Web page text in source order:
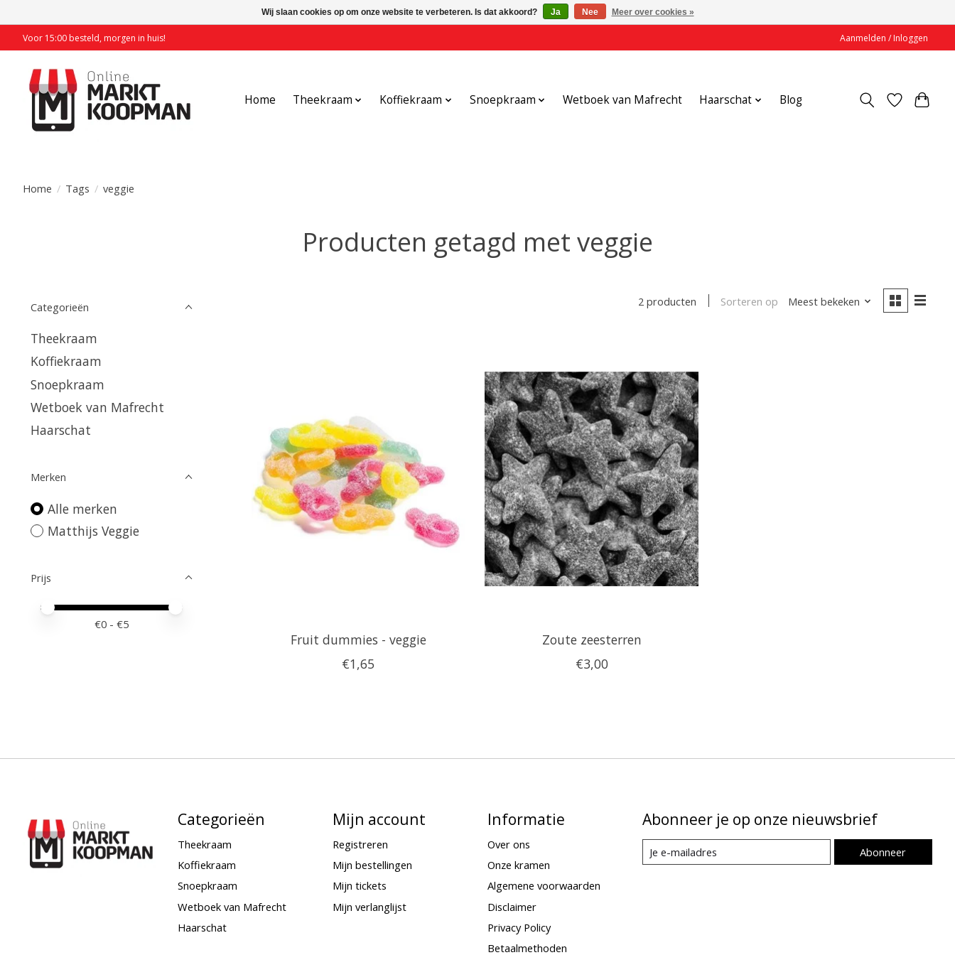
Voor 15:00 besteld, morgen in huis! Aanmelden / Inloggen
Home Theekraam Koffiekraam Snoepkraam Wetboek van Mafrecht Haarschat Blog
Home / Tags / veggie
Producten getagd met veggie
Categorieën
Theekraam
Koffiekraam
Snoepkraam
Wetboek van Mafrecht
Haarschat
Merken
Alle merken
Matthijs Veggie
Prijs
Minimale prijswaarde
Price maximum value
€0 - €5
2 producten Sorteren op Meest bekeken
Fruit dummies - veggie
€1,65
Zoute zeesterren
€3,00
Categorieën
Theekraam
Koffiekraam
Snoepkraam
Wetboek van Mafrecht
Haarschat
Mijn account
Registreren
Mijn bestellingen
Mijn tickets
Mijn verlanglijst
Informatie
Over ons
Onze kramen
Algemene voorwaarden
Disclaimer
Privacy Policy
Betaalmethoden
Abonneer je op onze nieuwsbrief
Abonneer
Wij slaan cookies op om onze website te verbeteren. Is dat akkoord? Ja Nee Meer over cookies »